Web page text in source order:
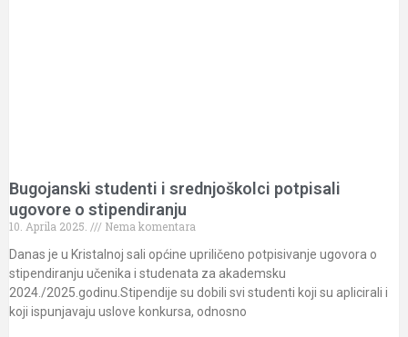
Bugojanski studenti i srednjoškolci potpisali
ugovore o stipendiranju
10. Aprila 2025.
Nema komentara
Danas je u Kristalnoj sali općine upriličeno potpisivanje ugovora o
stipendiranju učenika i studenata za akademsku
2024./2025.godinu.Stipendije su dobili svi studenti koji su aplicirali i
koji ispunjavaju uslove konkursa, odnosno